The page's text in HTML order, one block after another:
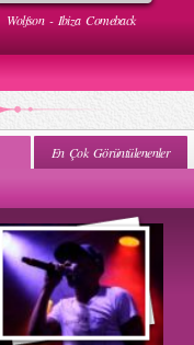
Wolfson - Ibiza Comeback
En Çok Görüntülenenler